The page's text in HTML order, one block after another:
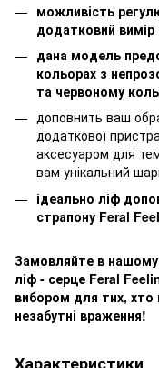
можливість
додатковий
дана модель
кольорах з
та червоному
доповнить ваш
додаткової
аксесуаром для
вам унікальний
ідеально ліф
страпону Feral
Замовляйте в нашому
ліф - серце Feral
вибором для тих, хто
незабутні враження!